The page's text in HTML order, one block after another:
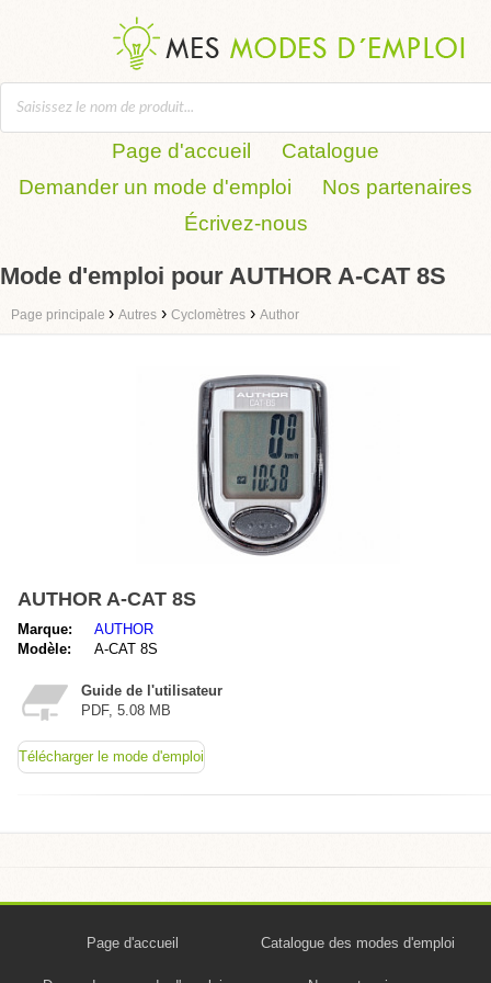
Page d'accueil
Catalogue
Demander un mode d'emploi
Nos partenaires
Écrivez-nous
Mode d'emploi pour AUTHOR A-CAT 8S
Page principale › Autres › Cyclomètres › Author
AUTHOR A-CAT 8S
Marque:
AUTHOR
Modèle:
A-CAT 8S
Guide de l'utilisateur
PDF, 5.08 MB
Télécharger le mode d'emploi
Page d'accueil Catalogue des modes d'emploi